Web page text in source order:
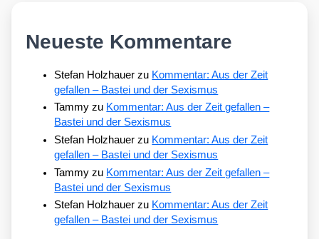
Neueste Kommentare
Stefan Holzhauer zu Kommentar: Aus der Zeit
gefallen – Bastei und der Sexismus
Tammy zu Kommentar: Aus der Zeit gefallen –
Bastei und der Sexismus
Stefan Holzhauer zu Kommentar: Aus der Zeit
gefallen – Bastei und der Sexismus
Tammy zu Kommentar: Aus der Zeit gefallen –
Bastei und der Sexismus
Stefan Holzhauer zu Kommentar: Aus der Zeit
gefallen – Bastei und der Sexismus